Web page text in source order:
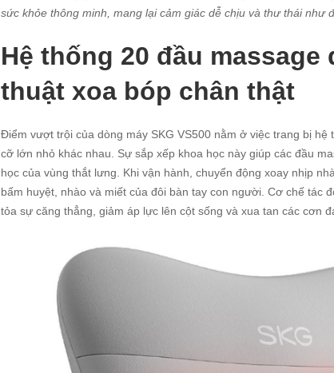
sức khỏe thông minh, mang lại cảm giác dễ chịu và thư thái như
Hệ thống 20 đầu
thuật xoa bóp chân thật
Điểm vượt trội của dòng máy SKG VS500 nằm ở việc trang bị
cỡ lớn nhỏ khác nhau. Sự sắp xếp khoa học này giúp các đầu
học của vùng thắt lưng. Khi vận hành, chuyển động xoay nhịp
bấm huyệt, nhào và miết của đôi bàn tay con người. Cơ chế tác
tỏa sự căng thẳng, giảm áp lực lên cột sống và xua tan các cơn